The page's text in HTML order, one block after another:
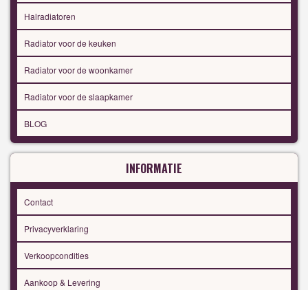
Halradiatoren
Radiator voor de keuken
Radiator voor de woonkamer
Radiator voor de slaapkamer
BLOG
INFORMATIE
Contact
Privacyverklaring
Verkoopcondities
Aankoop & Levering